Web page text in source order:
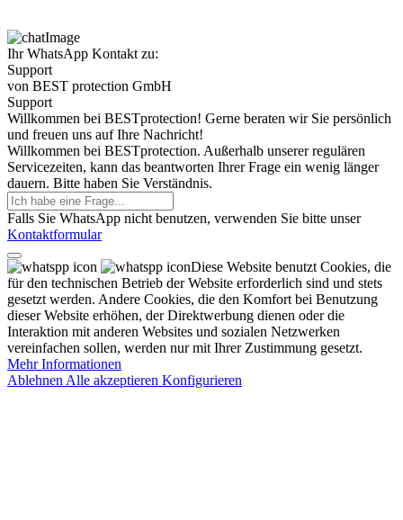
Ihr WhatsApp Kontakt zu:
Support
von BEST protection GmbH
Support
Willkommen bei BESTprotection! Gerne beraten wir Sie persönlich
und freuen uns auf Ihre Nachricht!
Willkommen bei BESTprotection. Außerhalb unserer regulären
Servicezeiten, kann das beantworten Ihrer Frage ein wenig länger
dauern. Bitte haben Sie Verständnis.
Falls Sie WhatsApp nicht benutzen, verwenden Sie bitte unser
Kontaktformular
Diese Website benutzt Cookies, die
für den technischen Betrieb der Website erforderlich sind und stets
gesetzt werden. Andere Cookies, die den Komfort bei Benutzung
dieser Website erhöhen, der Direktwerbung dienen oder die
Interaktion mit anderen Websites und sozialen Netzwerken
vereinfachen sollen, werden nur mit Ihrer Zustimmung gesetzt.
Mehr Informationen
Ablehnen Alle akzeptieren Konfigurieren